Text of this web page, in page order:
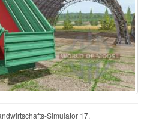
Simulator 17.